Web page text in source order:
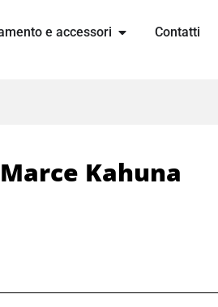
e accessori Contatti
Kahuna